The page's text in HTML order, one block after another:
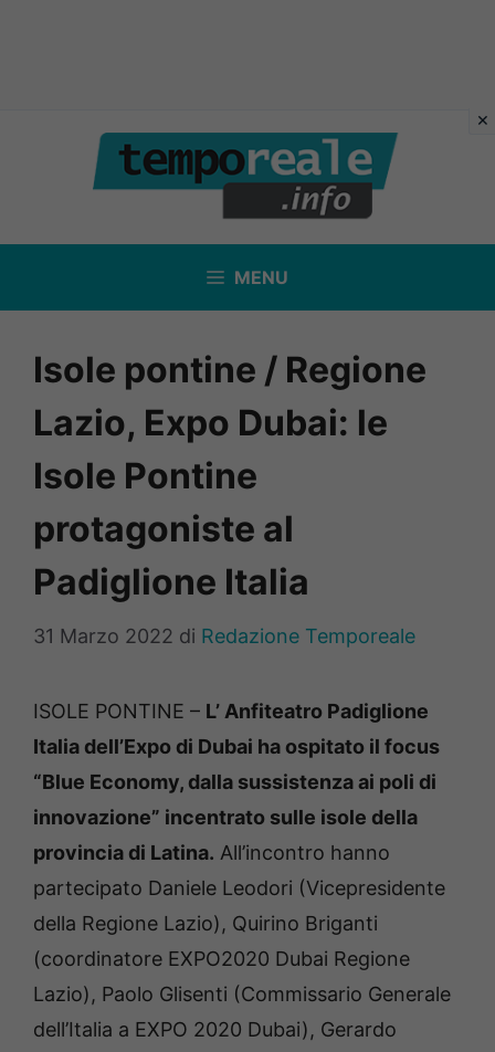
contenuto
MENU
Isole pontine / Regione
Lazio, Expo Dubai: le
Isole Pontine
protagoniste al
Padiglione Italia
31 Marzo 2022 di Redazione Temporeale
ISOLE PONTINE – L’ Anfiteatro Padiglione
Italia dell’Expo di Dubai ha ospitato il focus
“Blue Economy, dalla sussistenza ai poli di
innovazione” incentrato sulle isole della
provincia di Latina. All’incontro hanno
partecipato Daniele Leodori (Vicepresidente
della Regione Lazio), Quirino Briganti
(coordinatore EXPO2020 Dubai Regione
Lazio), Paolo Glisenti (Commissario Generale
dell’Italia a EXPO 2020 Dubai), Gerardo